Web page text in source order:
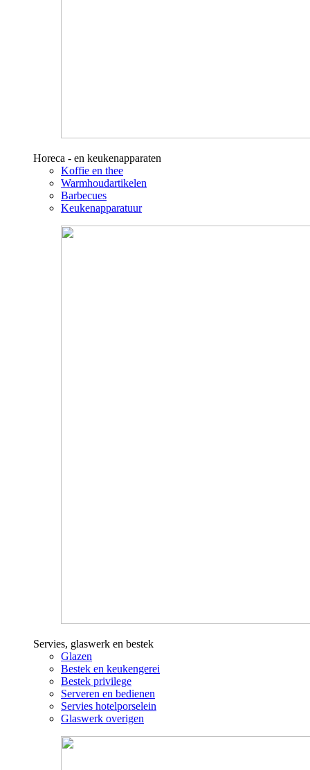
Horeca - en keukenapparaten
Koffie en thee
Warmhoudartikelen
Barbecues
Keukenapparatuur
Servies, glaswerk en bestek
Glazen
Bestek en keukengerei
Bestek privilege
Serveren en bedienen
Servies hotelporselein
Glaswerk overigen